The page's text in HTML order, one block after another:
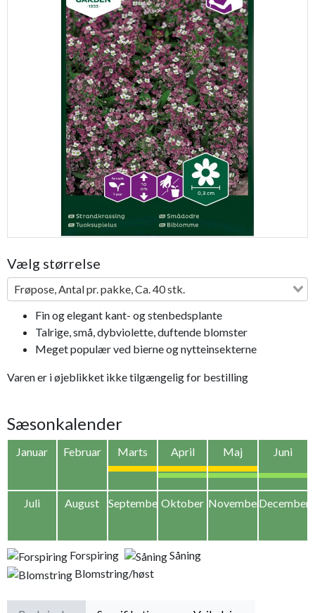
Previous
Vælg størrelse
Frøpose, Antal pr. pakke, Ca. 40 stk.
Fin og elegant kant- og stenbedsplante
Talrige, små, dybviolette, duftende blomster
Meget populær ved bierne og nytteinsekterne
Varen er i øjeblikket ikke tilgængelig for bestilling
Sæsonkalender
Januar Februar Marts April Maj Juni
Juli August SeptemberOktober NovemberDecember
Forspiring
Såning
Blomstring/høst